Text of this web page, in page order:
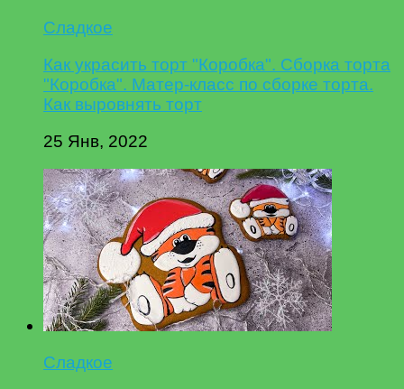
Сладкое
Как украсить торт "Коробка". Сборка торта
"Коробка". Матер-класс по сборке торта.
Как выровнять торт
25 Янв, 2022
Сладкое